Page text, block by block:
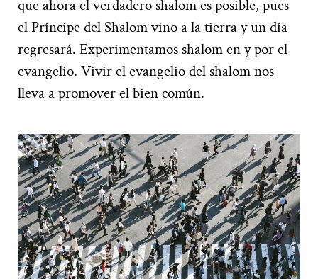
que ahora el verdadero shalom es posible, pues
el Príncipe del Shalom vino a la tierra y un día
regresará. Experimentamos shalom en y por el
evangelio. Vivir el evangelio del shalom nos
lleva a promover el bien común.